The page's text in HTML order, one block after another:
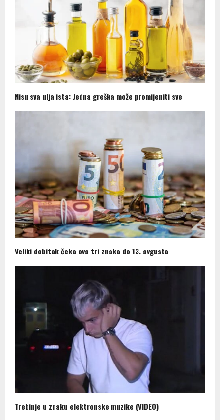
Nisu sva ulja ista: Jedna greška može promijeniti sve
Veliki dobitak čeka ova tri znaka do 13. avgusta
Trebinje u znaku elektronske muzike (VIDEO)